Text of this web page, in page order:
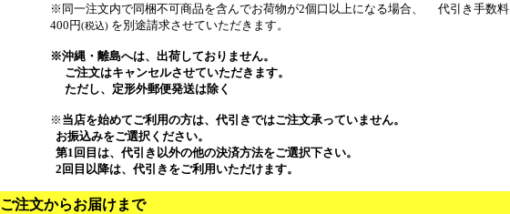
※同一注文内で同梱不可商品を含んでお荷物が2個口以上になる場合、 代引き手数料
400円(税込)を別途請求させていただきます。
※沖縄・離島へは、出荷しておりません。
ご注文はキャンセルさせていただきます。
ただし、定形外郵便発送は除く
※ 当店を始めてご利用の方は、代引きではご注文承っていません。
お振込みをご選択ください。
第1回目は、代引き以外の他の決済方法をご選択下さい。
2回目以降は、代引きをご利用いただけます。
ご注文からお届けまで